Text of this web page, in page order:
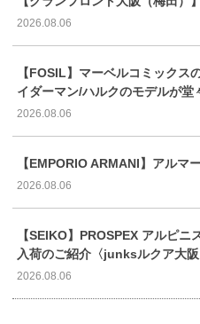
2026.08.06
【FOSIL】マーベルコミックス
イダーマン/ハルクのモデルが堂
2026.08.06
【EMPORIO ARMANI】アル
2026.08.06
【SEIKO】PROSPEX アル
入荷のご紹介〈junksルクア大阪
2026.08.06